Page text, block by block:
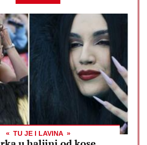
TU JE I LAVINA